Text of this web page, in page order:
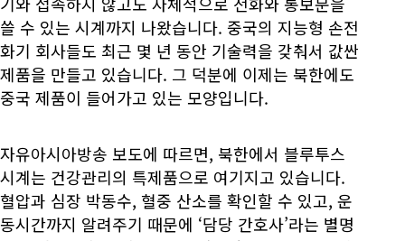
쓸 수 있는 시계까지 나왔습니다. 중국의 지능형 손전
화기 회사들도 최근 몇 년 동안 기술력을 갖춰서 값싼
제품을 만들고 있습니다. 그 덕분에 이제는 북한에도
중국 제품이 들어가고 있는 모양입니다.
자유아시아방송 보도에 따르면, 북한에서 블루투스
시계는 건강관리의 특제품으로 여기지고 있습니다.
혈압과 심장 박동수, 혈중 산소를 확인할 수 있고, 운
동시간까지 알려주기 때문에 ‘담당 간호사’라는 별명